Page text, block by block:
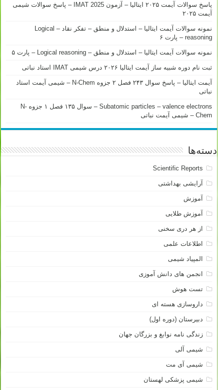
پاسخ سوالات آیمت ۲۰۲۵ ایتالیا – آزمون IMAT 2025 – پاسخ سوالات شیمی
آیمت ۲۰۲۵
نمونه سوالات آیمت ایتالیا – استدلال و منطق – تفکر نقاد – Logical
reasoning – پارت ۶
نمونه سوالات آیمت ایتالیا – استدلال و منطق – Logical reasoning – پارت ۵
ثبت نام دوره شبیه ساز آیمت ایتالیا ۲۰۲۶ درس شیمی IMAT استاد نباتی
آیمت ایتالیا – پاسخ سوال ۲۴۳ فصل ۲ جزوه N-Chem – شیمی آیمت استاد
نباتی
Subatomic particles – valence electrons – سوال ۱۳۵ فصل ۱ جزوه N-
Chem – شیمی آیمت نباتی
دسته‌ها
Scientific Reports
آرایشی بهداشتی
آموزش
آموزش طلایی
از هر دری سخنی
اطلاعات علمی
المپیاد شیمی
انجمن های دانش آموزی
تست هوش
داروسازی هسته ای
دبیرستان (دوره اول)
زندگی نامه نوابغ و بزرگان جهان
شیمی آلی
شیمی آی مت
شیمی پزشکی لهستان